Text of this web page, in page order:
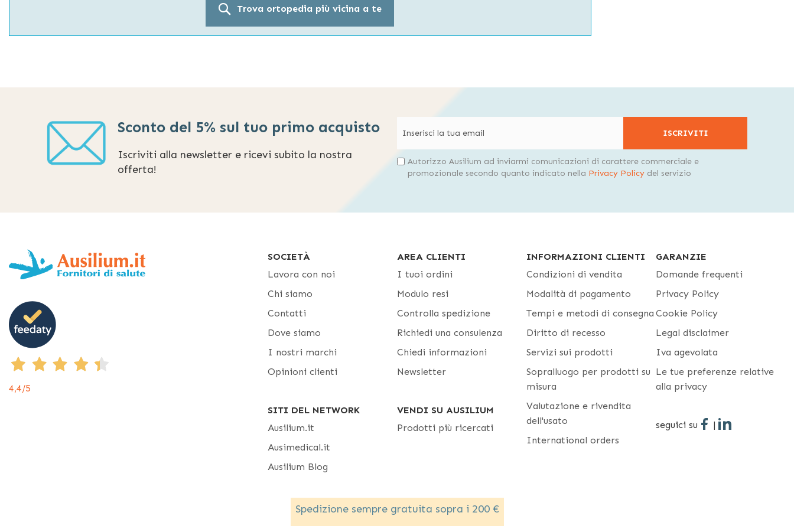
Trova ortopedia più vicina a te
Sconto del 5% sul tuo primo acquisto
Iscriviti alla newsletter e ricevi subito la nostra
offerta!
ISCRIVITI
Autorizzo Ausilium ad inviarmi comunicazioni di carattere commerciale e
promozionale secondo quanto indicato nella Privacy Policy del servizio
4,4/5
SOCIETÀ
Lavora con noi
Chi siamo
Contatti
Dove siamo
I nostri marchi
Opinioni clienti
SITI DEL NETWORK
Ausilium.it
Ausimedical.it
Ausilium Blog
AREA CLIENTI
I tuoi ordini
Modulo resi
Controlla spedizione
Richiedi una consulenza
Chiedi informazioni
Newsletter
VENDI SU AUSILIUM
Prodotti più ricercati
INFORMAZIONI CLIENTI
Condizioni di vendita
Modalità di pagamento
Tempi e metodi di consegna
Diritto di recesso
Servizi sui prodotti
Sopralluogo per prodotti su
misura
Valutazione e rivendita
dell'usato
International orders
GARANZIE
Domande frequenti
Privacy Policy
Cookie Policy
Legal disclaimer
Iva agevolata
Le tue preferenze relative
alla privacy
seguici su |
Spedizione sempre gratuita sopra i 200 €